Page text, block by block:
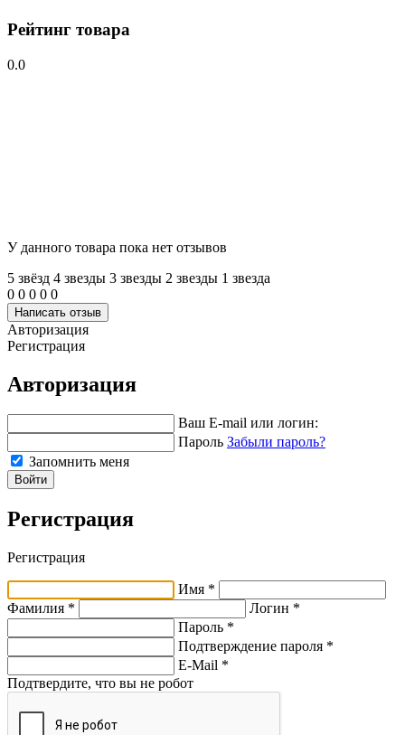
Рейтинг товара
0.0
У данного товара пока нет отзывов
5 звёзд 4 звeзды 3 звeзды 2 звeзды 1 звeзда
0 0 0 0 0
Написать отзыв
Авторизация
Регистрация
Авторизация
Ваш E-mail или логин:
Пароль Забыли пароль?
Запомнить меня
Войти
Регистрация
Регистрация
Имя *
Фамилия *
Логин *
Пароль *
Подтверждение пароля *
E-Mail *
Подтвердите, что вы не робот